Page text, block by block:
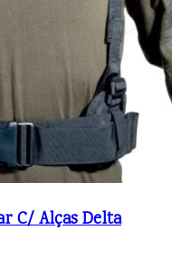
C/ Alças Delta